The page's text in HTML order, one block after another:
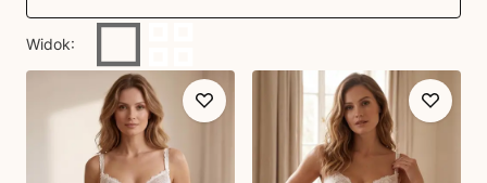
podkreśli Twój naturalny urok.
Widok: